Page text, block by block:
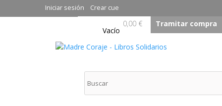
Pasar al
contenido
principal
Iniciar sesión Crear cuenta
Vacío
0,00 € Tramitar compra
Madre Coraje - Libros
Solidarios